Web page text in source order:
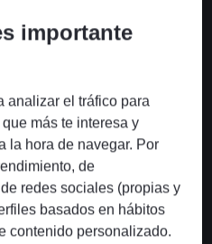
Vantage
de documentos que extrae,
importante
analizar el tráfico para
más te interesa y
la hora de navegar. Por
de
redes sociales (propias y
basados en hábitos
contenido personalizado.